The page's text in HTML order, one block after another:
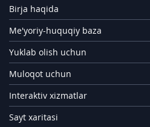
Birja haqida
Me'yoriy-huquqiy baza
Yuklab olish uchun
Muloqot uchun
Interaktiv xizmatlar
Sayt xaritasi